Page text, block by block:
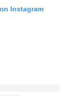
Instagram